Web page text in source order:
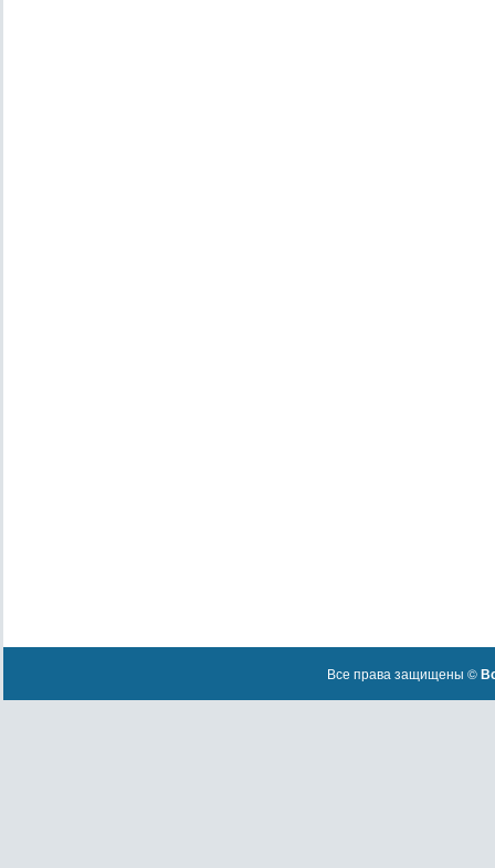
Все права защищены ©